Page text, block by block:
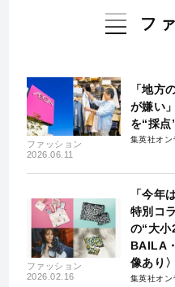
フ
ファッション
2026.06.11
「地方
が嫌い
を“採
集英社オン
ファッション
2026.02.16
「今年
特別コ
の“大小
BAILA
像あり〉
集英社オン